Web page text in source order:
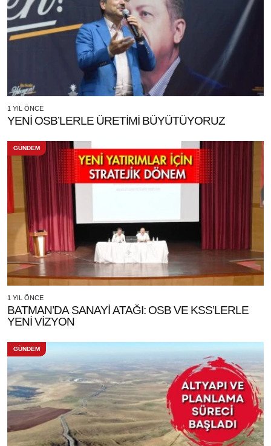
1 YIL ÖNCE
YENİ OSB’LERLE ÜRETİMİ BÜYÜTÜYORUZ
GÜNDEM
1 YIL ÖNCE
BATMAN’DA SANAYİ ATAĞI: OSB VE KSS’LERLE
YENİ VİZYON
GÜNDEM